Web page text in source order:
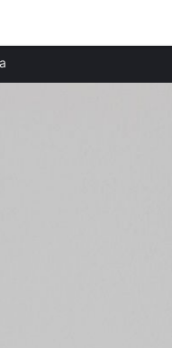
Apartamentos en Fregene